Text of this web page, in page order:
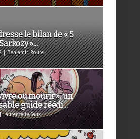
le bilan de « 5
»...
| Benjamin Roure
ou mourir », un
guide réédi...
Le Saux